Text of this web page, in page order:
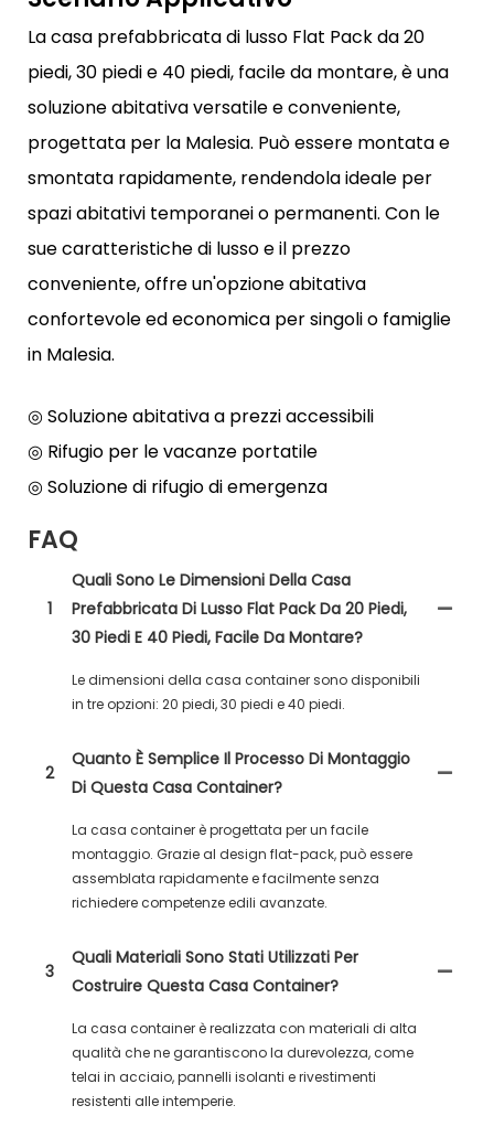
La casa prefabbricata di lusso Flat Pack da 20
piedi, 30 piedi e 40 piedi, facile da montare, è una
soluzione abitativa versatile e conveniente,
progettata per la Malesia. Può essere montata e
smontata rapidamente, rendendola ideale per
spazi abitativi temporanei o permanenti. Con le
sue caratteristiche di lusso e il prezzo
conveniente, offre un'opzione abitativa
confortevole ed economica per singoli o famiglie
in Malesia.
◎ Soluzione abitativa a prezzi accessibili
◎ Rifugio per le vacanze portatile
◎ Soluzione di rifugio di emergenza
FAQ
1
Quali Sono Le Dimensioni Della Casa
Prefabbricata Di Lusso Flat Pack Da 20 Piedi,
30 Piedi E 40 Piedi, Facile Da Montare?
Le dimensioni della casa container sono disponibili
in tre opzioni: 20 piedi, 30 piedi e 40 piedi.
2
Quanto È Semplice Il Processo Di Montaggio
Di Questa Casa Container?
La casa container è progettata per un facile
montaggio. Grazie al design flat-pack, può essere
assemblata rapidamente e facilmente senza
richiedere competenze edili avanzate.
3
Quali Materiali Sono Stati Utilizzati Per
Costruire Questa Casa Container?
La casa container è realizzata con materiali di alta
qualità che ne garantiscono la durevolezza, come
telai in acciaio, pannelli isolanti e rivestimenti
resistenti alle intemperie.